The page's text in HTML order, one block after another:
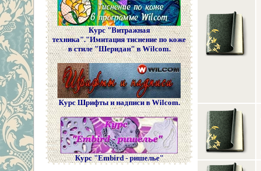
Курс "Витражная
техника"."Имитация тиснение по коже
в стиле "Шеридан" в Wilcom.
Курс Шрифты и надписи в Wilcom.
Курс "Embird - ришелье"